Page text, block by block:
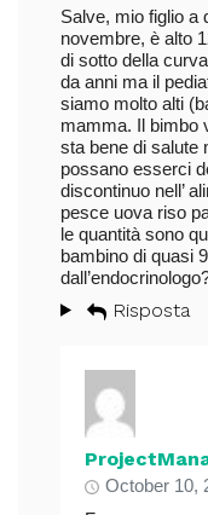
Salve, mio figlio a
novembre, è alto
di sotto della
da anni ma il
siamo molto alti
mamma. Il bimbo
sta bene di salute
possano esserci
discontinuo nell’
pesce uova riso
le quantità sono
bambino di quasi
Risposta
October 10,